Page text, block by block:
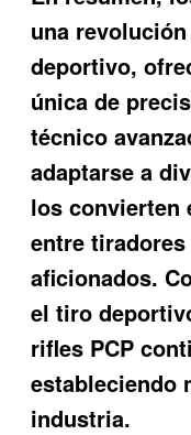
una
deportivo,
única de
técnico
adaptarse a
los convierten
entre
aficionados.
el tiro
rifles PCP
estableciendo
industria.